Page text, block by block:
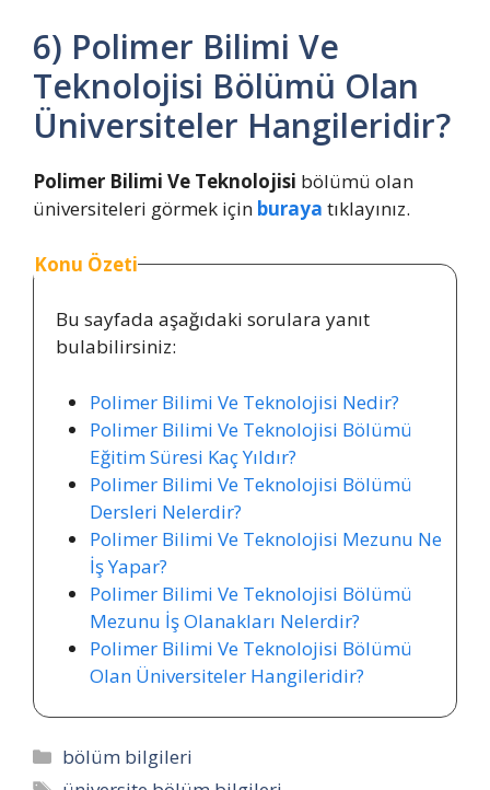
6) Polimer Bilimi Ve
Teknolojisi Bölümü Olan
Üniversiteler Hangileridir?
Polimer Bilimi Ve Teknolojisi bölümü olan
üniversiteleri görmek için buraya tıklayınız.
Konu Özeti
Bu sayfada aşağıdaki sorulara yanıt
bulabilirsiniz:
Polimer Bilimi Ve Teknolojisi Nedir?
Polimer Bilimi Ve Teknolojisi Bölümü
Eğitim Süresi Kaç Yıldır?
Polimer Bilimi Ve Teknolojisi Bölümü
Dersleri Nelerdir?
Polimer Bilimi Ve Teknolojisi Mezunu Ne
İş Yapar?
Polimer Bilimi Ve Teknolojisi Bölümü
Mezunu İş Olanakları Nelerdir?
Polimer Bilimi Ve Teknolojisi Bölümü
Olan Üniversiteler Hangileridir?
Kategoriler
bölüm bilgileri